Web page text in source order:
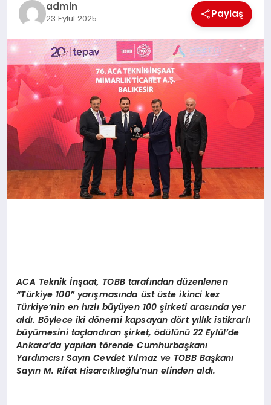
admin
23 Eylül 2025 Paylaş
ACA Teknik İnşaat, TOBBtarafından düzenlenen
“Türkiye 100” yarışmasında üst üste ikinci kez
Türkiye’nin en hızlı büyüyen 100 şirketi arasında yer
aldı. Böylece iki dönemi kapsayan dört yıllık istikrarlı
büyümesini taçlandıranşirket,ödülünü 22 Eylül’de
Ankara’da yapılan törendeCumhurbaşkanı
Yardımcısı Sayın Cevdet Yılmaz ve TOBB Başkanı
Sayın M. Rifat Hisarcıklıoğlu’nun elinden aldı.